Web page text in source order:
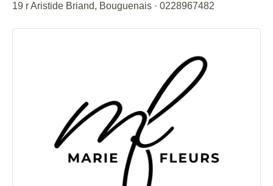
19 r Aristide Briand, Bouguenais · 0228967482